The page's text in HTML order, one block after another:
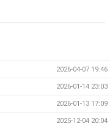
2026-04-07 19:46
2026-01-14 23:03
2026-01-13 17:09
2025-12-04 20:04